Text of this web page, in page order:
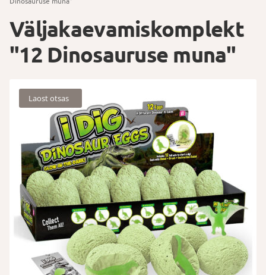
Väljakaevamiskomplekt
"12 Dinosauruse muna"
Laost otsas